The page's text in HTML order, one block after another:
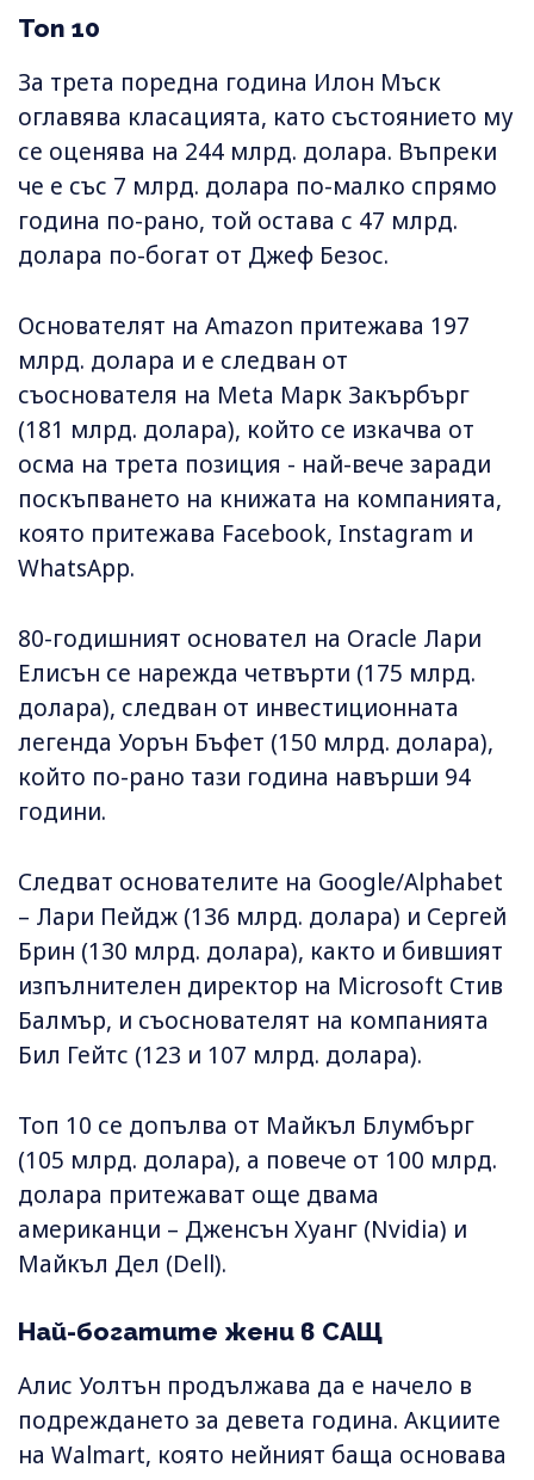
Топ 10
За трета поредна година Илон Мъск
оглавява класацията, като състоянието му
се оценява на 244 млрд. долара. Въпреки
че е със 7 млрд. долара по-малко спрямо
година по-рано, той остава с 47 млрд.
долара по-богат от Джеф Безос.
Основателят на Amazon притежава 197
млрд. долара и е следван от
съоснователя на Meta Марк Закърбърг
(181 млрд. долара), който се изкачва от
осма на трета позиция - най-вече заради
поскъпването на книжата на компанията,
която притежава Facebook, Instagram и
WhatsApp.
80-годишният основател на Oracle Лари
Елисън се нарежда четвърти (175 млрд.
долара), следван от инвестиционната
легенда Уорън Бъфет (150 млрд. долара),
който по-рано тази година навърши 94
години.
Следват основателите на Google/Alphabet
– Лари Пейдж (136 млрд. долара) и Сергей
Брин (130 млрд. долара), както и бившият
изпълнителен директор на Microsoft Стив
Балмър, и съоснователят на компанията
Бил Гейтс (123 и 107 млрд. долара).
Топ 10 се допълва от Майкъл Блумбърг
(105 млрд. долара), а повече от 100 млрд.
долара притежават още двама
американци – Дженсън Хуанг (Nvidia) и
Майкъл Дел (Dell).
Най-богатите жени в САЩ
Алис Уолтън продължава да е начело в
подреждането за девета година. Акциите
на Walmart, която нейният баща основава